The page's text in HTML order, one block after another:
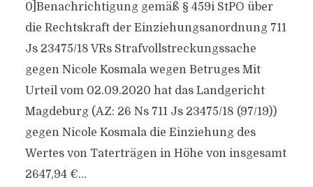
0]Benachrichtigung gemäß § 459i StPO über
die Rechtskraft der Einziehungsanordnung 711
Js 23475/​18 VRs Strafvollstreckungssache
gegen Nicole Kosmala wegen Betruges Mit
Urteil vom 02.09.2020 hat das Landgericht
Magdeburg (AZ: 26 Ns 711 Js 23475/​18 (97/​19))
gegen Nicole Kosmala die Einziehung des
Wertes von Taterträgen in Höhe von insgesamt
2647,94 €...